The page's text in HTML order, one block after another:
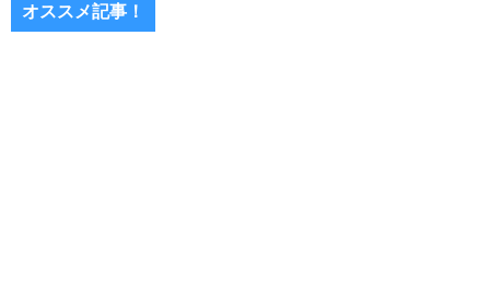
オススメ記事！